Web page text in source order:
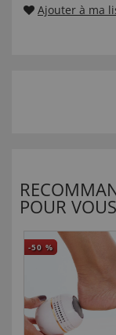
Ajouter à ma
POUR VOUS
-50 %